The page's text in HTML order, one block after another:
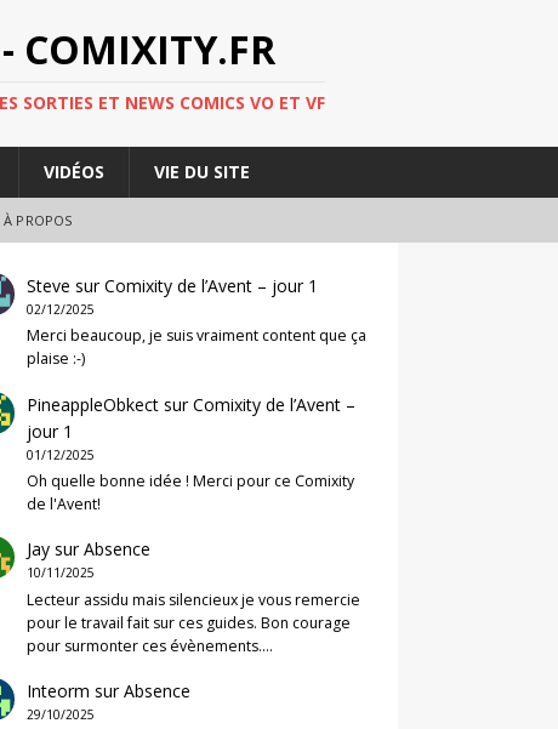
COMIXITY.FR
SORTIES ET NEWS COMICS VO ET VF
VIDÉOS VIE DU SITE
À PROPOS
Steve surComixity de l’Avent – jour 1
02/12/2025
Merci beaucoup, je suis vraiment content que ça
plaise :-)
PineappleObkect surComixity de l’Avent –
jour 1
01/12/2025
Oh quelle bonne idée ! Merci pour ce Comixity
de l'Avent!
Jay surAbsence
10/11/2025
Lecteur assidu mais silencieux je vous remercie
pour le travail fait sur ces guides. Bon courage
pour surmonter ces évènements.…
Inteorm surAbsence
29/10/2025